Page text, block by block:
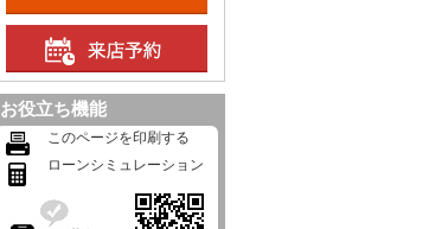
お役立ち機能
このページを印刷する
ローンシミュレーション